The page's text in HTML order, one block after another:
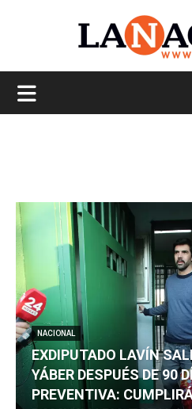
NACIONAL
EXDIPUTADO LAVÍN
YÁBER DESPUÉS DE 90
PREVENTIVA: